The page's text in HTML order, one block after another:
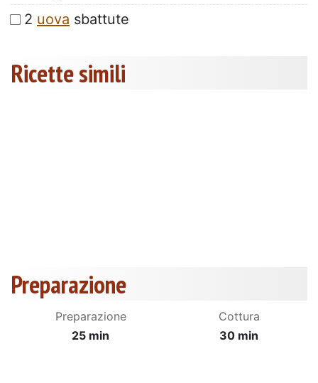
2 uova sbattute
Ricette simili
Preparazione
Preparazione
25 min
Cottura
30 min